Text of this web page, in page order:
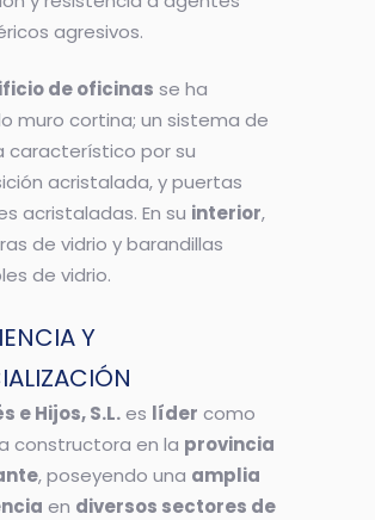
agresivos.
de oficinas se ha
muro cortina; un sistema de
caracterí­stico por su
acristalada, y puertas
acristaladas. En su interior,
de vidrio y barandillas
de vidrio.
Y
e Hijos, S.L.es líder como
constructora en la provincia
, poseyendo una amplia
en diversos sectores de